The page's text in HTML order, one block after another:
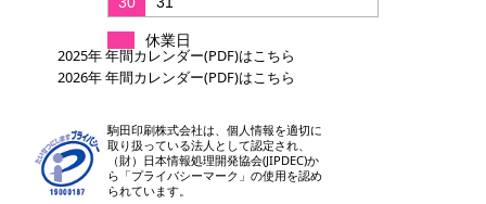
休業日
2025年 年間カレンダー(PDF)はこちら
2026年 年間カレンダー(PDF)はこちら
駒田印刷株式会社は、個人情報を適切に
取り扱っている法人として認定され、
（財）日本情報処理開発協会(JIPDEC)か
ら「プライバシーマーク」の使用を認め
られています。